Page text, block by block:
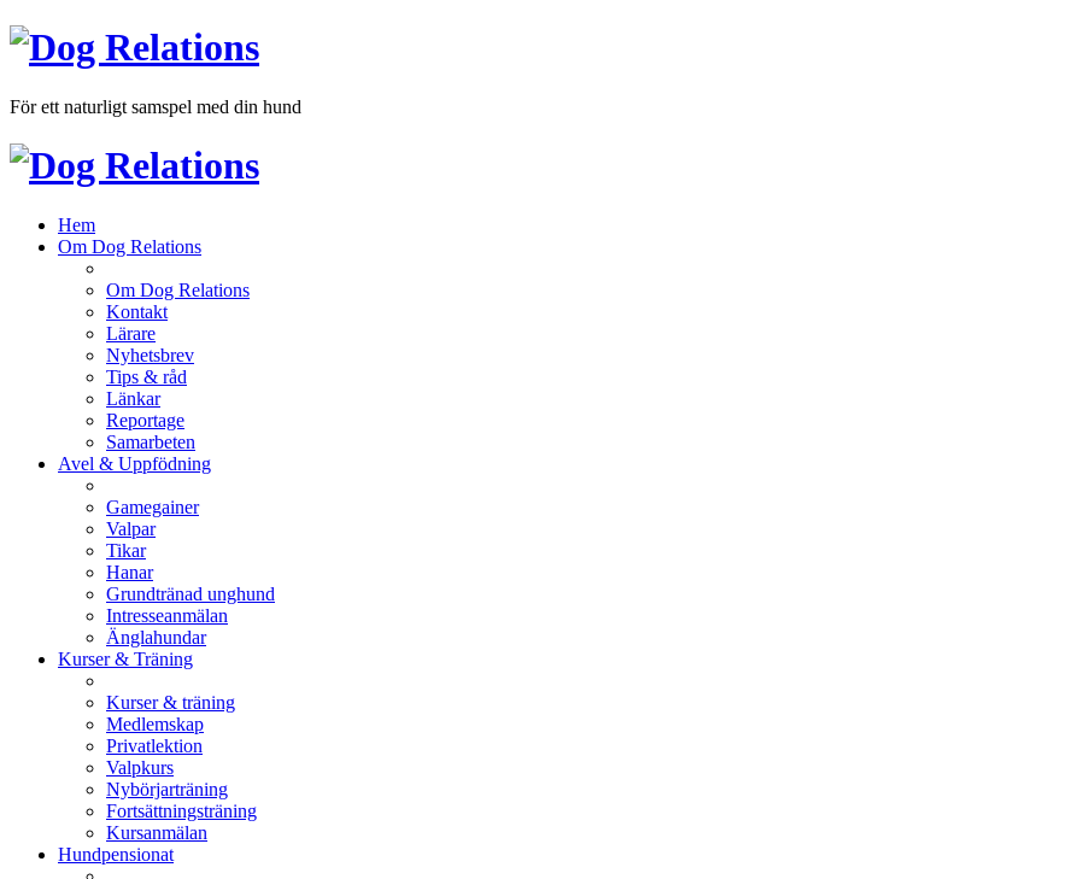
För ett naturligt samspel med din hund
Hem
Om Dog Relations
Om Dog Relations
Kontakt
Lärare
Nyhetsbrev
Tips & råd
Länkar
Reportage
Samarbeten
Avel & Uppfödning
Gamegainer
Valpar
Tikar
Hanar
Grundtränad unghund
Intresseanmälan
Änglahundar
Kurser & Träning
Kurser & träning
Medlemskap
Privatlektion
Valpkurs
Nybörjarträning
Fortsättningsträning
Kursanmälan
Hundpensionat